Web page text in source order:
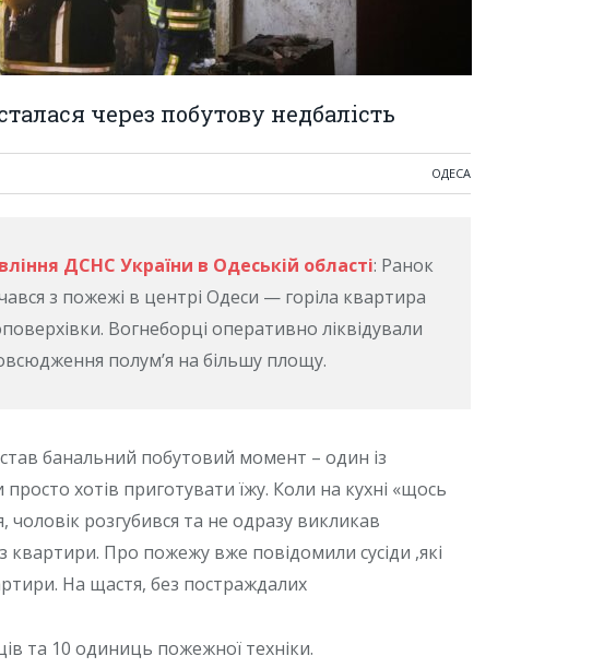
через побутову недбалість
ОДЕСА
ДСНС України в Одеській області: Ранок
з пожежі в центрі Одеси — горіла квартира
Вогнеборці оперативно ліквідували
полум’я на більшу площу.
банальний побутовий момент – один із
хотів приготувати їжу. Коли на кухні «щось
чоловік розгубився та не одразу викликав
квартири. Про пожежу вже повідомили сусіди ,які
На щастя, без постраждалих
та 10 одиниць пожежної техніки.